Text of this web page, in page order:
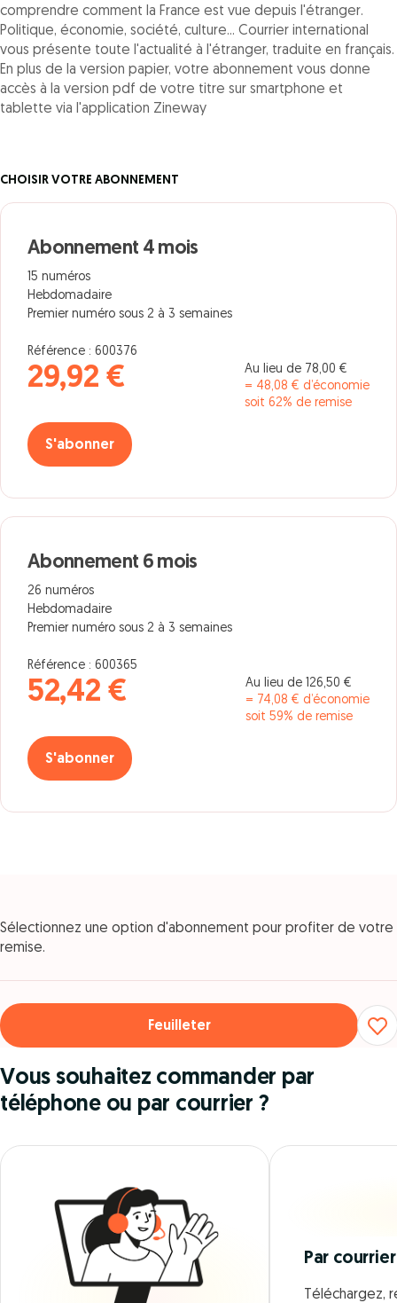
comprendre comment la France est vue depuis l'étranger.
Politique, économie, société, culture... Courrier international
vous présente toute l'actualité à l'étranger, traduite en français.
En plus de la version papier, votre abonnement vous donne
accès à la version pdf de votre titre sur smartphone et
tablette via l'application Zineway
CHOISIR VOTRE ABONNEMENT
Abonnement 4 mois
15 numéros
Hebdomadaire
Premier numéro sous 2 à 3 semaines
Référence : 600376
29,92 €
Au lieu de 78,00 €
= 48,08 € d’économie
soit 62% de remise
S'abonner
Abonnement 6 mois
26 numéros
Hebdomadaire
Premier numéro sous 2 à 3 semaines
Référence : 600365
52,42 €
Au lieu de 126,50 €
= 74,08 € d’économie
soit 59% de remise
S'abonner
Sélectionnez une option d'abonnement pour profiter de votre
remise.
Feuilleter
Vous souhaitez commander par
téléphone ou par courrier ?
Par courrier
Téléchargez,